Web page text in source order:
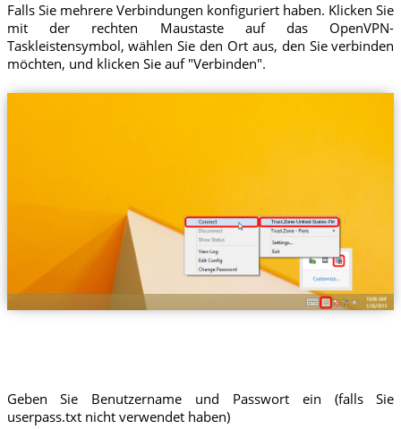
Falls Sie mehrere Verbindungen konfiguriert haben. Klicken Sie
mit der rechten Maustaste auf das OpenVPN-
Taskleistensymbol, wählen Sie den Ort aus, den Sie verbinden
möchten, und klicken Sie auf "Verbinden".
Trust.Zone-United-States-Florida
Geben Sie Benutzername und Passwort ein (falls Sie
userpass.txt nicht verwendet haben)